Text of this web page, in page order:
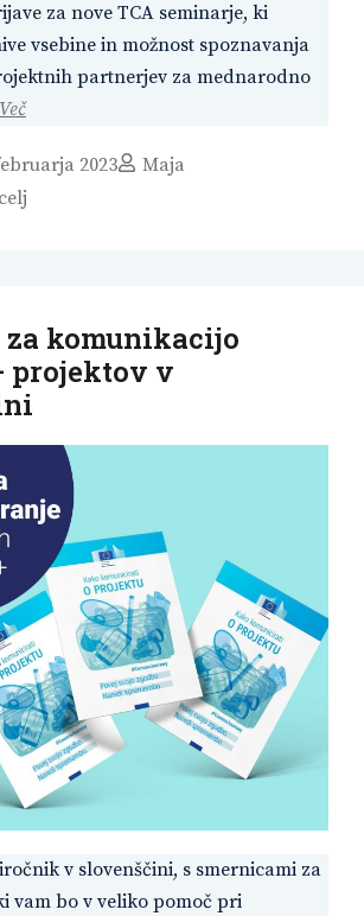
za nove TCA seminarje, ki
vsebine in možnost spoznavanja
partnerjev za mednarodno
Več
2023
Maja
za komunikacijo
projektov v
v slovenščini, s smernicami za
vam bo v veliko pomoč pri